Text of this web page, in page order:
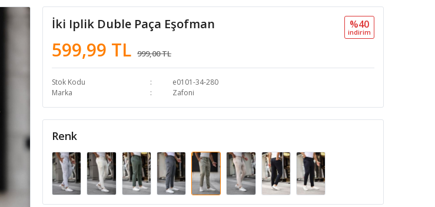
İki Iplik Duble Paça Eşofman
599,99 TL 999,00 TL
%40
i̇ndi̇ri̇m
Stok Kodu
e0101-34-280
Marka
Zafoni
Renk